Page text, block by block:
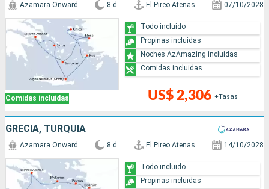
Comidas incluidas
Azamara Onward 8 d El Pireo Atenas 07/10/2028
US$ 2,306 +Tasas
Todo incluido
Propinas incluidas
Noches AzAmazing incluidas
Comidas incluidas
GRECIA, TURQUÍA
Azamara Onward 8 d El Pireo Atenas 14/10/2028
Todo incluido
Propinas incluidas